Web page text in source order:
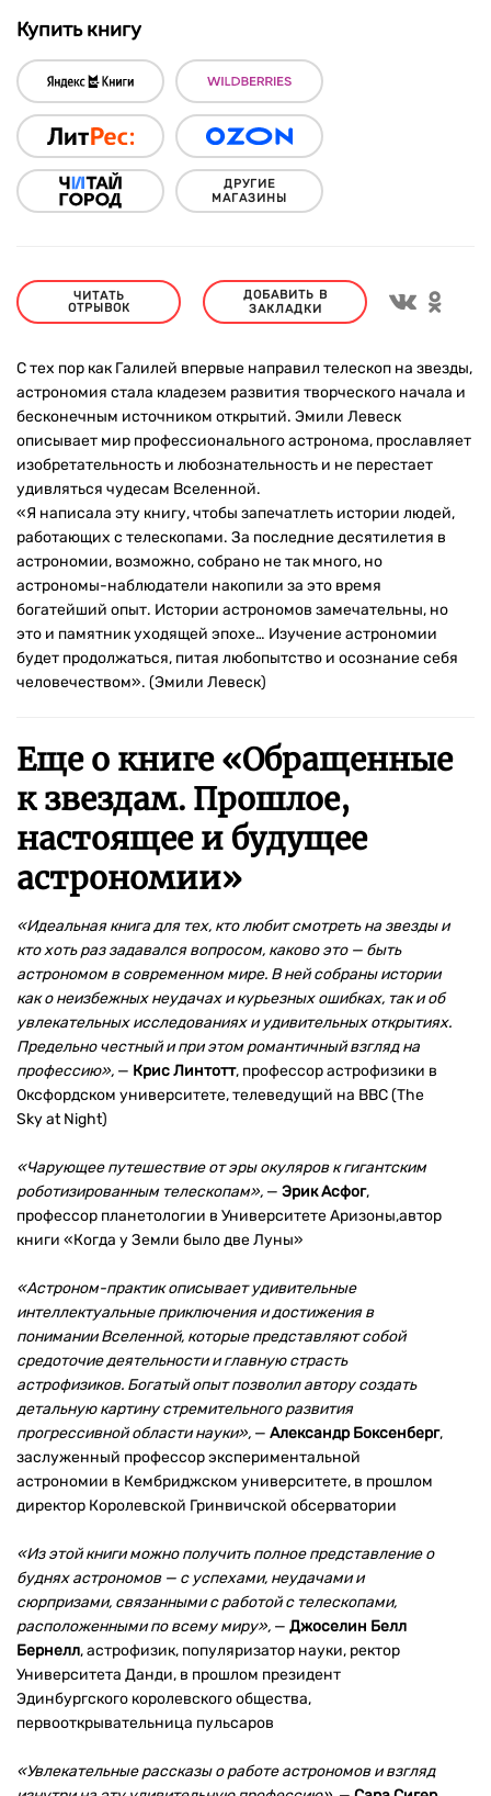
Купить книгу
ДРУГИЕ
МАГАЗИНЫ
ЧИТАТЬ
ОТРЫВОК
ДОБАВИТЬ В
ЗАКЛАДКИ
С тех пор как Галилей впервые направил телескоп на звезды,
астрономия стала кладезем развития творческого начала и
бесконечным источником открытий. Эмили Левеск
описывает мир профессионального астронома, прославляет
изобретательность и любознательность и не перестает
удивляться чудесам Вселенной.
«Я написала эту книгу, чтобы запечатлеть истории людей,
работающих с телескопами. За последние десятилетия в
астрономии, возможно, собрано не так много, но
астрономы-наблюдатели накопили за это время
богатейший опыт. Истории астрономов замечательны, но
это и памятник уходящей эпохе… Изучение астрономии
будет продолжаться, питая любопытство и осознание себя
человечеством». (Эмили Левеск)
Еще о книге «Обращенные
к звездам. Прошлое,
настоящее и будущее
астрономии»
«Идеальная книга для тех, кто любит смотреть на звезды и
кто хоть раз задавался вопросом, каково это — быть
астрономом в современном мире. В ней собраны истории
как о неизбежных неудачах и курьезных ошибках, так и об
увлекательных исследованиях и удивительных открытиях.
Предельно честный и при этом романтичный взгляд на
профессию», — Крис Линтотт, профессор астрофизики в
Оксфордском университете, телеведущий на BBC (The
Sky at Night)
«Чарующее путешествие от эры окуляров к гигантским
роботизированным телескопам», — Эрик Асфог,
профессор планетологии в Университете Аризоны,автор
книги «Когда у Земли было две Луны»
«Астроном-практик описывает удивительные
интеллектуальные приключения и достижения в
понимании Вселенной, которые представляют собой
средоточие деятельности и главную страсть
астрофизиков. Богатый опыт позволил автору создать
детальную картину стремительного развития
прогрессивной области науки», — Александр Боксенберг,
заслуженный профессор экспериментальной
астрономии в Кембриджском университете, в прошлом
директор Королевской Гринвичской обсерватории
«Из этой книги можно получить полное представление о
буднях астрономов — с успехами, неудачами и
сюрпризами, связанными с работой с телескопами,
расположенными по всему миру», — Джоселин Белл
Бернелл, астрофизик, популяризатор науки, ректор
Университета Данди, в прошлом президент
Эдинбургского королевского общества,
первооткрывательница пульсаров
«Увлекательные рассказы о работе астрономов и взгляд